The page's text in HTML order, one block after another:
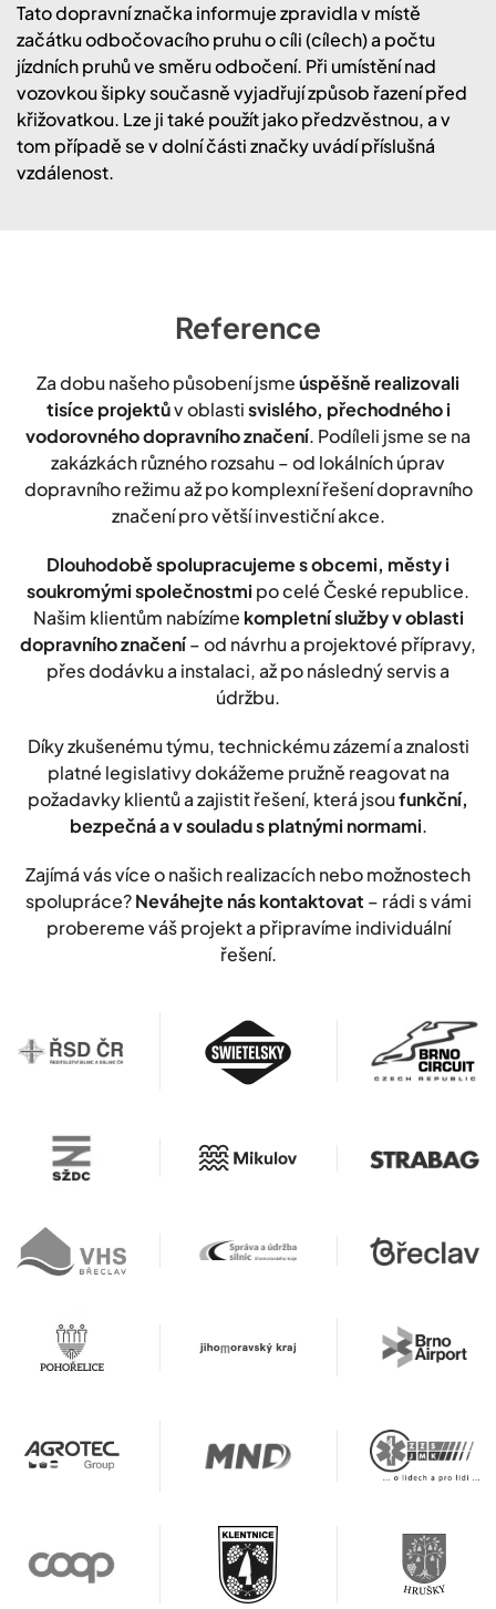
Tato dopravní značka informuje zpravidla v místě
začátku odbočovacího pruhu o cíli (cílech) a počtu
jízdních pruhů ve směru odbočení. Při umístění nad
vozovkou šipky současně vyjadřují způsob řazení před
křižovatkou. Lze ji také použít jako předzvěstnou, a v
tom případě se v dolní části značky uvádí příslušná
vzdálenost.
Reference
Za dobu našeho působení jsmeúspěšně realizovali
tisíce projektův oblastisvislého, přechodného i
vodorovného dopravního značení. Podíleli jsme se na
zakázkách různého rozsahu – od lokálních úprav
dopravního režimu až po komplexní řešení dopravního
značení pro větší investiční akce.
Dlouhodobě spolupracujeme s obcemi, městy i
soukromými společnostmi po celé České republice.
Našim klientům nabízíme kompletní služby v oblasti
dopravního značení– od návrhu a projektové přípravy,
přes dodávku a instalaci, až po následný servis a
údržbu.
Díky zkušenému týmu, technickému zázemí a znalosti
platné legislativy dokážeme pružně reagovat na
požadavky klientů a zajistit řešení, která jsoufunkční,
bezpečná a v souladu s platnými normami.
Zajímá vás více o našich realizacích nebo možnostech
spolupráce?Neváhejte nás kontaktovat – rádi s vámi
probereme váš projekt a připravíme individuální
řešení.